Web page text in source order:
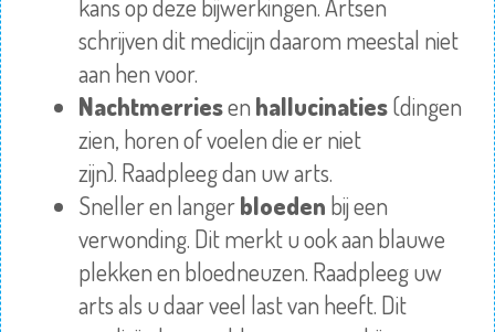
kans op deze bijwerkingen. Artsen
schrijven dit medicijn daarom meestal niet
aan hen voor.
Nachtmerriesen hallucinaties(dingen
zien, horen of voelen die er niet
zijn). Raadpleegdan uw arts.
Sneller en langerbloeden bij een
verwonding. Dit merkt u ook aan blauwe
plekken en bloedneuzen. Raadpleeguw
arts als u daar veel last van heeft. Dit